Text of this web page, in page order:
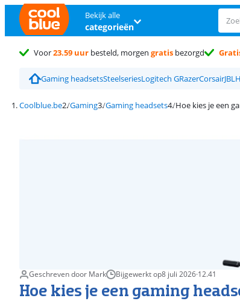
Bekijk alle
categorieën
Voor23.59 uur besteld, morgen gratis bezorgd
Gaming headsetsSteelseriesLogitech GRazerCorsairJBL
Coolblue.be Gaming Gaming headsets Hoe kies je een
Geschreven door Mark Bijgewerkt op8 juli 2026·12.41
Hoe kies je een gaming